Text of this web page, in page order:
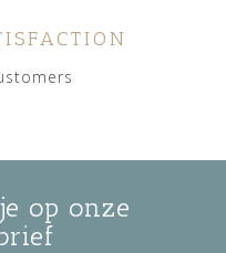
op onze